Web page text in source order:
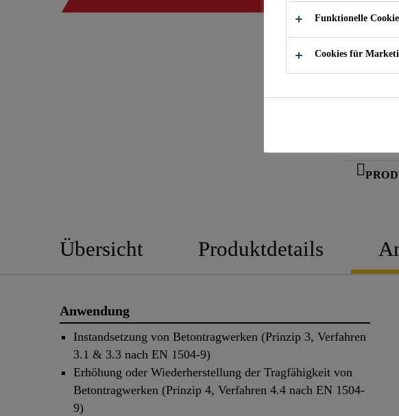
Übersicht Produktdetails
Anwendung
Instandsetzung von Betontragwerken (Prinzip 3, Verfahren
3.1 & 3.3 nach EN 1504-9)
Erhöhung oder Wiederherstellung der Tragfähigkeit von
Betontragwerken (Prinzip 4, Verfahren 4.4 nach EN 1504-
9)
Funktionelle
Cookies für